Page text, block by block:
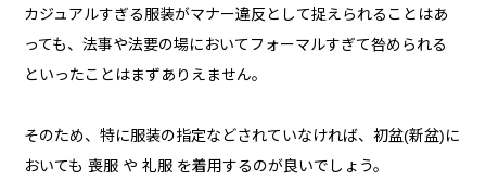
カジュアルすぎる服装がマナー違反として捉えられることはあ
っても、法事や法要の場においてフォーマルすぎて咎められる
といったことはまずありえません。
そのため、特に服装の指定などされていなければ、初盆(新盆)に
おいても 喪服 や 礼服 を着用するのが良いでしょう。